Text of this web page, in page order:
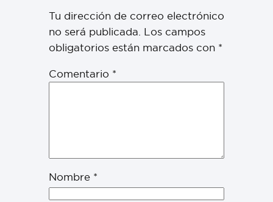
Tu dirección de correo electrónico
no será publicada. Los campos
obligatorios están marcados con *
Comentario *
Nombre *